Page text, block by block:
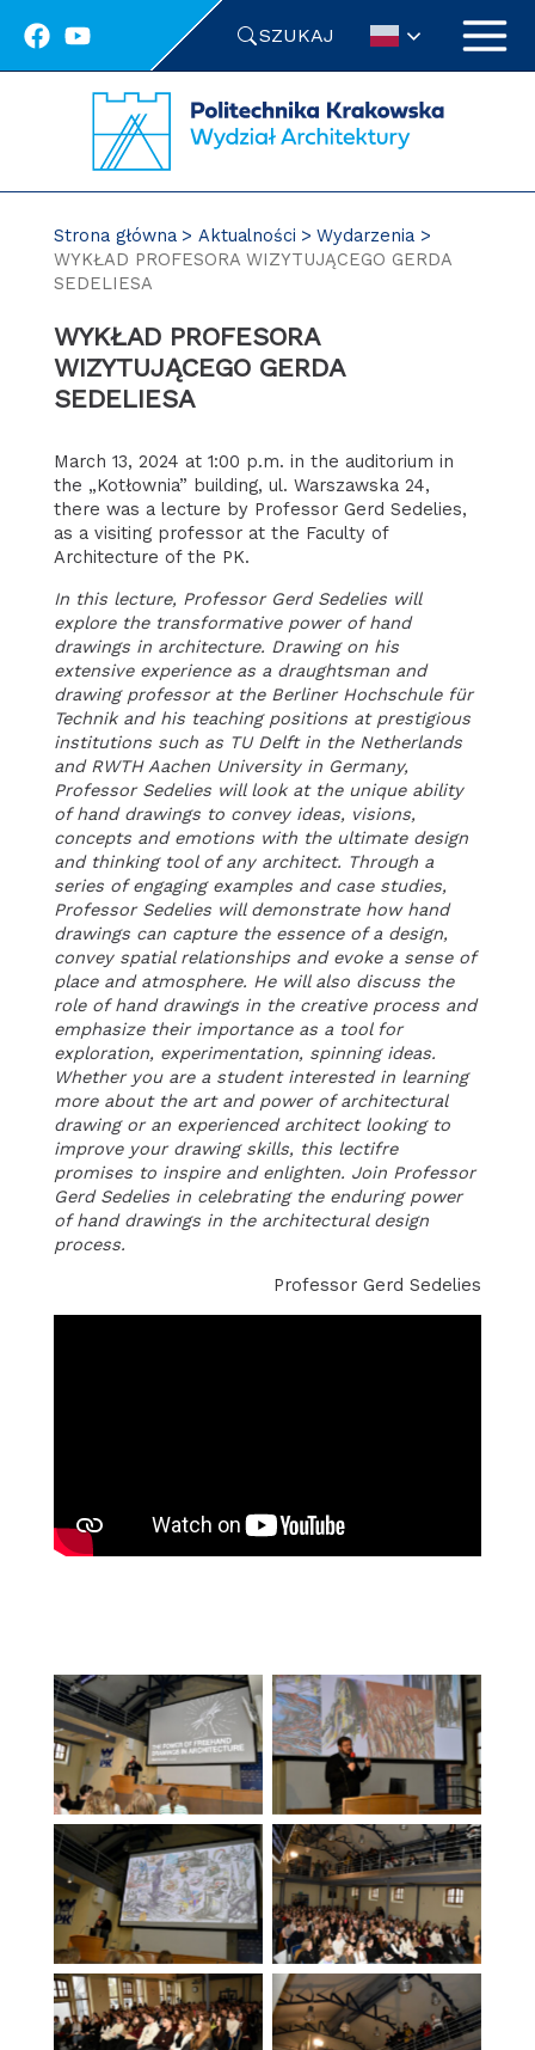
SZUKAJ
Strona główna Aktualności
Wydarzenia
WYKŁAD PROFESORA WIZYTUJĄCEGO GERDA
SEDELIESA
WYKŁAD PROFESORA
WIZYTUJĄCEGO GERDA
SEDELIESA
March 13, 2024 at 1:00 p.m. in the auditorium in
the „Kotłownia” building, ul. Warszawska 24,
there was a lecture by Professor Gerd Sedelies,
as a visiting professor at the Faculty of
Architecture of the PK.
In this lecture, Professor Gerd Sedelies will
explore the transformative power of hand
drawings in architecture. Drawing on his
extensive experience as a draughtsman and
drawing professor at the Berliner Hochschule für
Technikand his teaching positions at prestigious
institutions such as TU Delft in the Netherlands
and RWTH Aachen University in Germany,
Professor Sedelies will look at the unique ability
of hand drawings to convey ideas, visions,
concepts and emotions with the ultimate design
and thinking tool of any architect. Through a
series of engaging examples and case studies,
Professor Sedelies will demonstrate how hand
drawings can capture the essence of a design,
convey spatial relationships and evoke a sense of
place and atmosphere. He will also discuss the
role of hand drawings in the creative process and
emphasize their importance as a tool for
exploration, experimentation, spinning ideas.
Whether you are a student interested in learning
more about the art and power of architectural
drawing or an experienced architect looking to
improve your drawing skills, this lectifre
promises to inspire and enlighten. Join Professor
Gerd Sedelies in celebrating the enduring power
of hand drawings in the architectural design
process.
Professor Gerd Sedelies
Brak podpisu Brak podpisu
Brak podpisu Brak podpisu
Brak podpisu Brak podpisu